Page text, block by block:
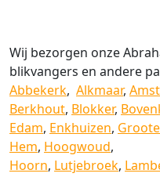
Wij bezorgen onze
blikvangers en andere
Abbekerk, Alkmaar,
Berkhout, Blokker,
Edam, Enkhuizen,
Hem, Hoogwoud,
Hoorn, Lutjebroek,